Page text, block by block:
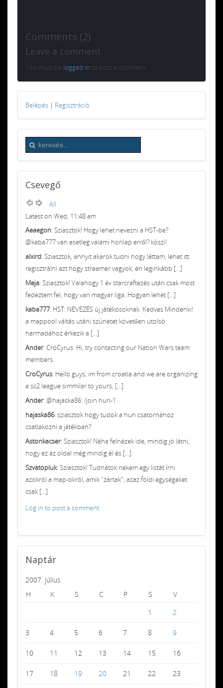
Comments (2)
Leave a comment
You must be logged in to post a comment.
Belépés | Regisztráció
Csevegő
All
Latest on Wed, 11:48 am
Aeaegon: Sziasztok! Hogy lehet nevezni a HST-be?
@kaba777 van esetleg valami honlap erről? köszi!
alxird: Sziasztok, annyit akarok tudni hogy láttam, lehet itt
regisztrálni azt hogy streamer vagyok, én leginkább [...]
Meja: Sziasztok! Valahogy 1 év starcraftezés után csak most
fedeztem fel, hogy van magyar liga. Hogyan lehet [...]
kaba777: HST: NEVEZÉS új játékosoknak. Kedves Mindenki!
a mappool váltás utáni szünetet követően utolsó
harmadához érkezik a [...]
Ander: CroCyrus: Hi, try contacting our Nation Wars team
members.
CroCyrus: Hello guys, im from croatia and we are organizing
a sc2 league simmilar to yours, [...]
Ander: @hajaska86: /join hun-1
hajaska86: sziasztok hogy tudok a hun csatornához
csatlakozni a játékban?
Astonkacser: Sziasztok! Néha felnézek ide, mindig jó látni,
hogy ez az oldal még mindig él és [...]
Szvatopluk: Sziasztok! Tudnátok nekem egy listát írni
azokról a map-okról, amik "zártak", azaz földi egységeket
csak [...]
Log in to post a comment.
Naptár
2007. július
H
K S C P S
V
1
2
3 4 5 6 7 8 9
10 11 12 13 14 15 16
17 18 19 20 21 22 23